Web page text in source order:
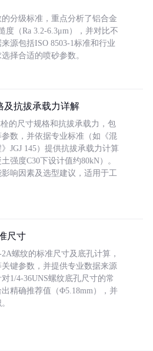
分级标准，重点分析了铝合金
度（Ra 3.2-6.3μm），并对比不
源包括ISO 8503-1标准和行业
择合适的喷砂参数。
及抗拔承载力详解
的尺寸规格和抗拔承载力，包
数，并依据专业标准（如《混
JGJ 145）提供抗拔承载力计算
强度C30下设计值约80kN）。
响因素及选型建议，适用于工
尺寸
螺纹的标准尺寸及底孔计算，
键参数，并提供专业数据来源
1/4-36UNS螺纹底孔尺寸的常
精确推荐值（Φ5.18mm），并